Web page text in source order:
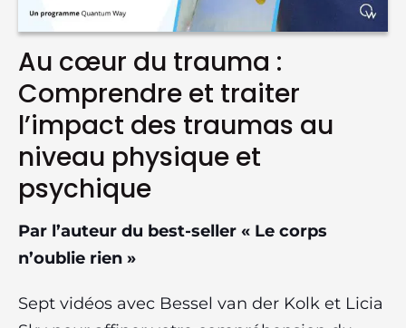
Au cœur du trauma :
Comprendre et traiter
l’impact des traumas au
niveau physique et
psychique
Par l’auteur du best-seller « Le corps
n’oublie rien »
Sept vidéos avec Bessel van der Kolk et Licia